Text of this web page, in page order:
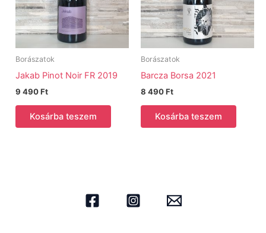
Borászatok
Jakab Pinot Noir FR 2019
9 490Ft
Kosárba teszem
Borászatok
Barcza Borsa 2021
8 490Ft
Kosárba teszem